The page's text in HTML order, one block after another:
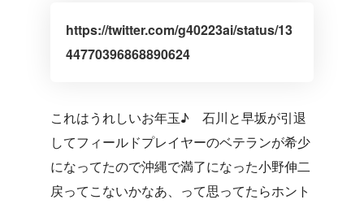
https://twitter.com/g40223ai/status/13
44770396868890624
これはうれしいお年玉♪ 石川と早坂が引退
してフィールドプレイヤーのベテランが希少
になってたので沖縄で満了になった小野伸二
戻ってこないかなあ、って思ってたらホント